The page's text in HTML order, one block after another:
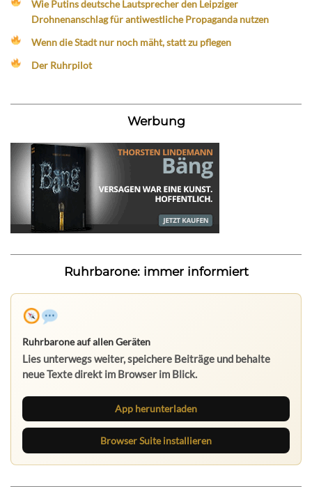
Wie Putins deutsche Lautsprecher den Leipziger
Drohnenanschlag für antiwestliche Propaganda nutzen
Wenn die Stadt nur noch mäht, statt zu pflegen
Der Ruhrpilot
Werbung
Ruhrbarone: immer informiert
Ruhrbarone auf allen Geräten
Lies unterwegs weiter, speichere Beiträge und behalte
neue Texte direkt im Browser im Blick.
App herunterladen
Browser Suite installieren